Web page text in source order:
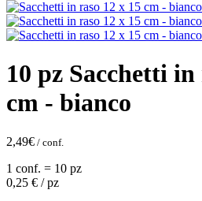
10 pz Sacchetti in
cm - bianco
2,49€ / conf.
1 conf. = 10 pz
0,25 € / pz